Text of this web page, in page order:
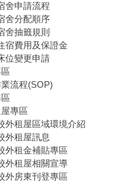
舍申請流程
舍分配順序
舍抽籤規則
宿費用及保證金
位變更申請
流程(SOP)
專區
外租屋區域環境介紹
外租屋訊息
外租金補貼專區
外租屋相關宣導
外房東刊登專區